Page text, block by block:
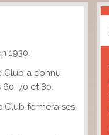
1930.
Club a connu
70 et 80.
Club fermera ses